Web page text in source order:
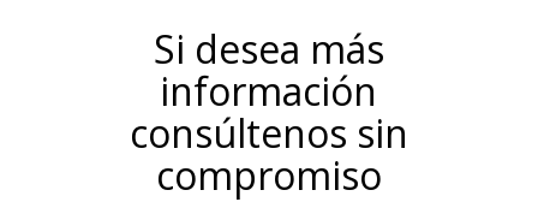
Si desea más
información
consúltenos sin
compromiso